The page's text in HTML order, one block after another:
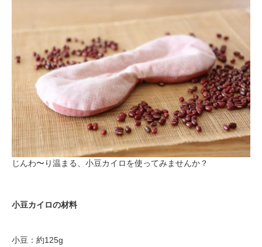
じんわ〜り温まる、小豆カイロを使ってみませんか？
小豆カイロの材料
小豆：約125g